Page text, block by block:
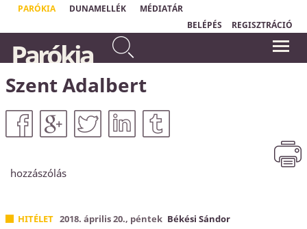
PARÓKIA DUNAMELLÉK
MÉDIATÁR
BELÉPÉS
REGISZTRÁCIÓ
Ki mérte meg markával a
tenger vizét, ki mérte meg
arasszal az eget? Ki mérte meg
mérlegre a hegyeket, és
mérlegserpenyőbe a halmokat?
"Nem a bizalom ad nekünk tartást;
Parókia
Szent Adalbert
hozzászólás
HITÉLET 2018. április 20., péntek Békési Sándor